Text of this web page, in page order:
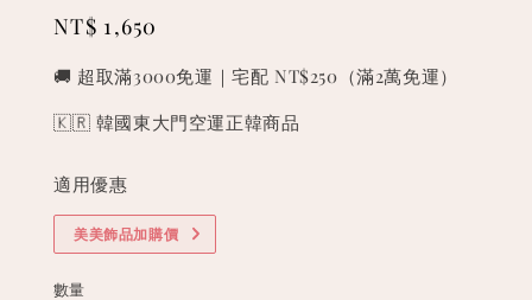
Regular
NT$ 1,650
🚚 超取滿3000免運｜宅配 NT$250（滿2萬免運）
🇰🇷 韓國東大門空運正韓商品
適用優惠
美美飾品加購價
數量